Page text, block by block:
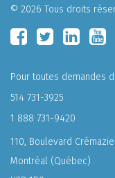
© 2026 Tous droits
Pour toutes demandes
514 731-3925
1 888 731-9420
110, Boulevard
Montréal (Québec)